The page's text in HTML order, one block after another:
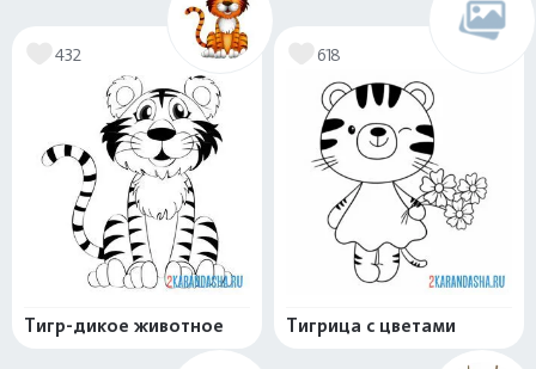
432
Тигр-дикое животное
618
Тигрица с цветами